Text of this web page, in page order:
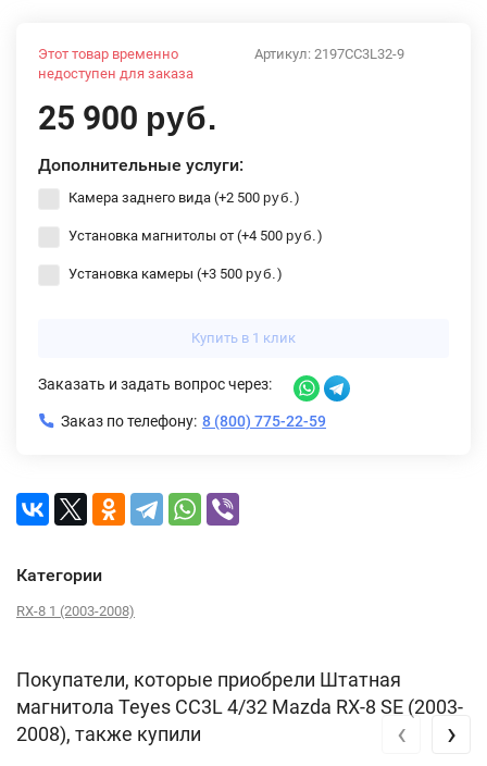
Артикул: 2197CC3L32-9
Этот товар временно
недоступен для заказа
25 900 руб.
Дополнительные услуги:
Камера заднего вида (+2 500 руб. )
Установка магнитолы от (+4 500 руб. )
Установка камеры (+3 500 руб. )
Купить в 1 клик
Заказать и задать вопрос через:
Заказ по телефону: 8 (800) 775-22-59
Категории
RX-8 1 (2003-2008)
Покупатели, которые приобрели Штатная
магнитола Teyes CC3L 4/32 Mazda RX-8 SE (2003-
2008), также купили
‹ ›